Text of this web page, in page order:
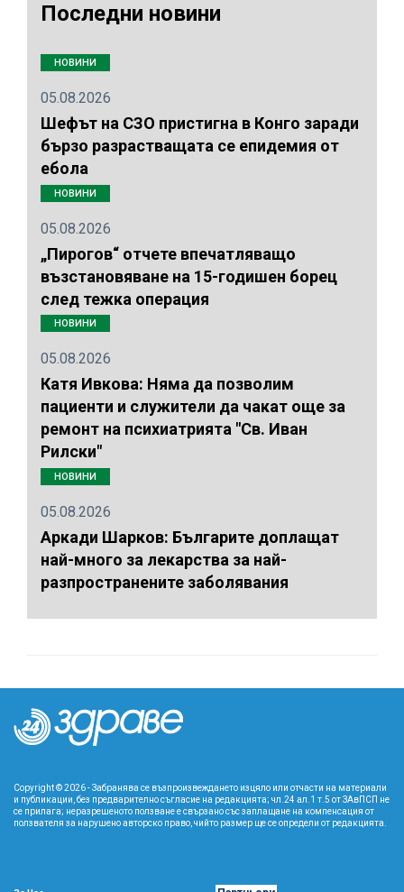
Последни новини
НОВИНИ
05.08.2026
Шефът на СЗО пристигна в Конго заради
бързо разрастващата се епидемия от
ебола
НОВИНИ
05.08.2026
„Пирогов“ отчете впечатляващо
възстановяване на 15-годишен борец
след тежка операция
НОВИНИ
05.08.2026
Катя Ивкова: Няма да позволим
пациенти и служители да чакат още за
ремонт на психиатрията "Св. Иван
Рилски"
НОВИНИ
05.08.2026
Аркади Шарков: Българите доплащат
най-много за лекарства за най-
разпространените заболявания
Copyright © 2026 - Забранява се възпроизвеждането изцяло или отчасти на материали
и публикации, без предварително съгласие на редакцията; чл.24 ал.1 т.5 от ЗАвПСП не
се прилага; неразрешеното ползване е свързано със заплащане на компенсация от
ползвателя за нарушено авторско право, чийто размер ще се определи от редакцията.